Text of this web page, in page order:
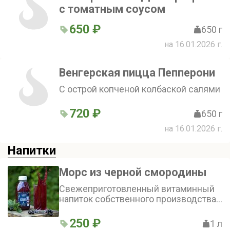
с томатным соусом
650 ₽ 650 г
на 16.01.2026 г.
Венгерская пицца Пепперони
С острой копченой колбаской салями
720 ₽ 650 г
на 16.01.2026 г.
Напитки
Морс из черной смородины
Свежеприготовленный витаминный
напиток собственного производства
воды и ягод
250 ₽ 1 л